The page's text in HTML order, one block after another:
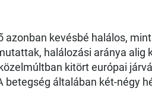
azonban kevésbé halálos,
halálozási aránya
kitört európai
betegség általában két-négy